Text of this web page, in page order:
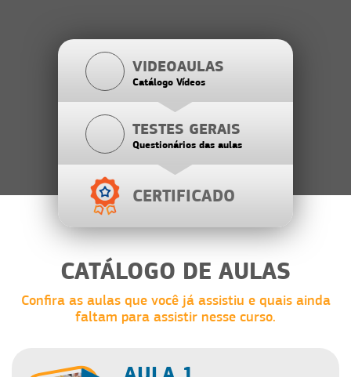
VIDEOAULAS
Catálogo Vídeos
TESTES GERAIS
Questionários das aulas
CERTIFICADO
CATÁLOGO DE AULAS
Confira as aulas que você já assistiu e quais ainda
faltam para assistir nesse curso.